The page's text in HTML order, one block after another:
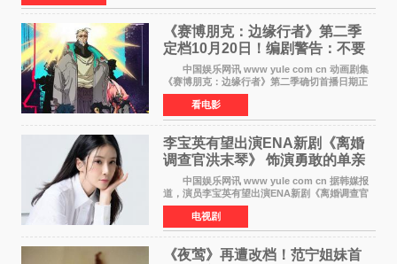
《赛博朋克：边缘行者》第二季
定档10月20日！编剧警告：不要
对角色投入太深
中国娱乐网讯 www yule com cn 动画剧集
《赛博朋克：边缘行者》第二季确切首播日期正
式敲定——将于10月20日在Netflix全球上线。此
前，Netflix韩国官方账号曾短暂出现这一日期信
息，随后迅
看电影
李宝英有望出演ENA新剧《离婚
调查官洪末琴》 饰演勇敢的单亲
妈妈家事调查官
中国娱乐网讯 www yule com cn 据韩媒报
道，演员李宝英有望出演ENA新剧《离婚调查官
洪末琴》女主角，引发观众期待。 李宝英在
剧中饰演家庭法院家事调查官洪末琴一角——即
使在极限状况
电视剧
《夜莺》再遭改档！范宁姐妹首